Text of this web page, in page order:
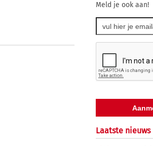
Meld je ook aan!
Laatste nieuws